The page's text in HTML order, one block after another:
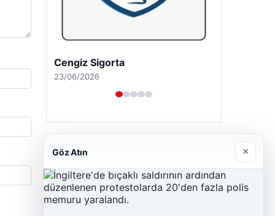
Cengiz Sigorta
23/06/2026
Göz Atın ×